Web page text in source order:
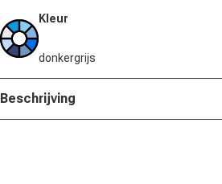
Kleur
donkergrijs
Beschrijving